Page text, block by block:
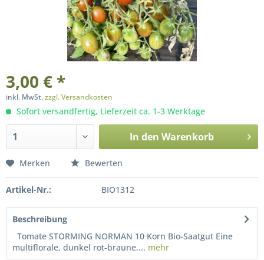
3,00 € *
inkl. MwSt.zzgl. Versandkosten
Sofort versandfertig, Lieferzeit ca. 1-3 Werktage
In den Warenkorb
Merken Bewerten
Artikel-Nr.: BIO1312
Beschreibung
Tomate STORMING NORMAN 10 Korn Bio-Saatgut Eine
multiflorale, dunkel rot-braune,... mehr